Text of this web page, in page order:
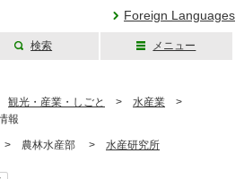
Foreign Languages
検索 メニュー
観光・産業・しごと > 水産業 >
報
> 農林水産部 > 水産研究所